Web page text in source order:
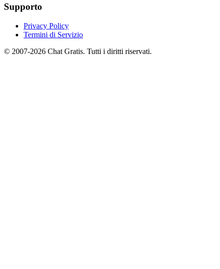
Supporto
Privacy Policy
Termini di Servizio
© 2007-2026 Chat Gratis. Tutti i diritti riservati.